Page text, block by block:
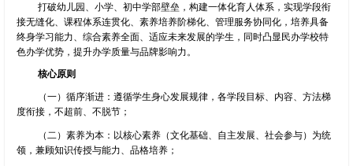
打破幼儿园、小学、初中学部壁垒，构建一体化育人体系，实现学段衔
接无缝化、课程体系连贯化、素养培养阶梯化、管理服务协同化，培养具备
终身学习能力、综合素养全面、适应未来发展的学生，同时凸显民办学校特
色办学优势，提升办学质量与品牌影响力。
核心原则
（一）循序渐进：遵循学生身心发展规律，各学段目标、内容、方法梯
度衔接，不超前、不脱节；
（二）素养为本：以核心素养（文化基础、自主发展、社会参与）为统
领，兼顾知识传授与能力、品格培养；